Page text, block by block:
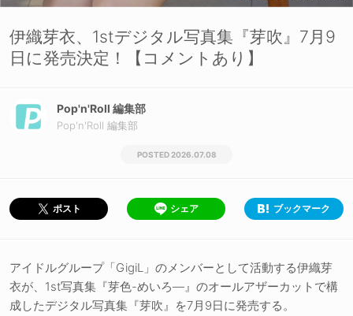
伊織芽衣、1stデジタル写真集『芽吹』7月9
日に発売決定！【コメントあり】
Pop'n'Roll 編集部
Pop'n'Roll 編集部
2026.07.08
ポスト シェア ブックマーク
アイドルグループ「GigiL」のメンバーとして活動する伊織芽
衣が、1st写真集『芽色-めいろ―』のオールアザーカットで構
成したデジタル写真集『芽吹』を7月9日に発売する。